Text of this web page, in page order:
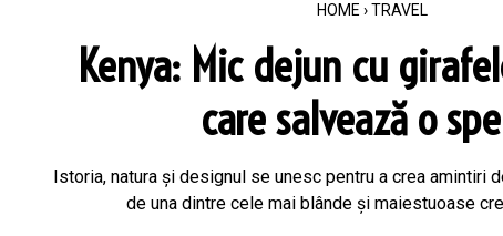
HOME ›TRAVEL
Kenya: Mic dejun cu
care salvează o
Istoria, natura și designul se unesc pentru a crea amintiri
de una dintre cele mai blânde și maiestuoase